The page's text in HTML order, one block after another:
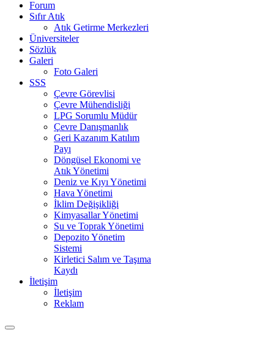
Forum
Sıfır Atık
Atık Getirme Merkezleri
Üniversiteler
Sözlük
Galeri
Foto Galeri
SSS
Çevre Görevlisi
Çevre Mühendisliği
LPG Sorumlu Müdür
Çevre Danışmanlık
Geri Kazanım Katılım
Payı
Döngüsel Ekonomi ve
Atık Yönetimi
Deniz ve Kıyı Yönetimi
Hava Yönetimi
İklim Değişikliği
Kimyasallar Yönetimi
Su ve Toprak Yönetimi
Depozito Yönetim
Sistemi
Kirletici Salım ve Taşıma
Kaydı
İletişim
İletişim
Reklam